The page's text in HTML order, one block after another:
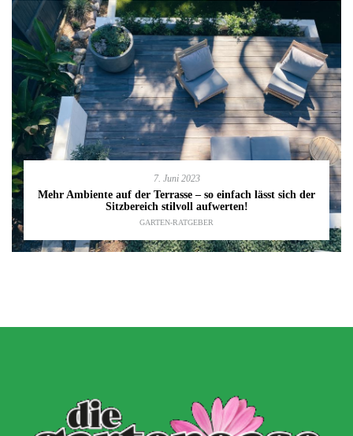
7. Juni 2023
Mehr Ambiente auf der Terrasse – so einfach lässt sich der
Sitzbereich stilvoll aufwerten!
GARTEN-RATGEBER